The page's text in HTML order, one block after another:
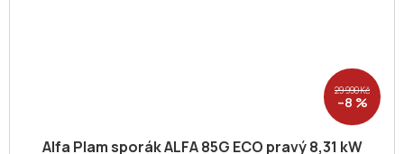
29 990 Kč
–8 %
Alfa Plam sporák ALFA 85G ECO pravý 8,31 kW